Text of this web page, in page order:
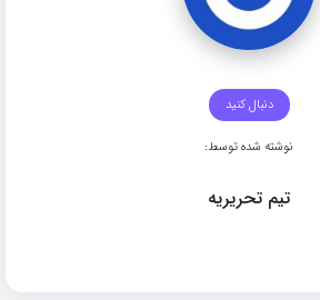
دنبال کنید
نوشته شده توسط:
تیم تحریریه